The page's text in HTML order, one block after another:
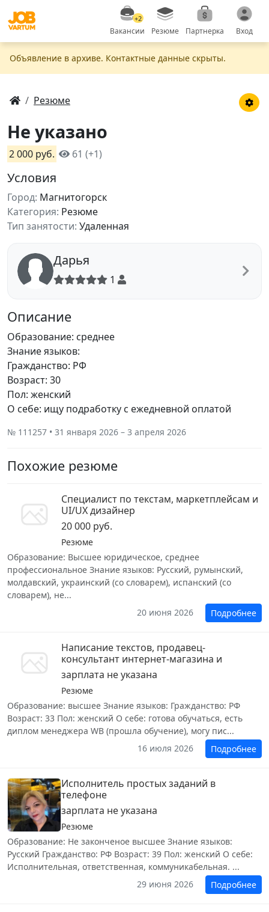
+2
Вакансии Резюме Партнерка Вход
Объявление в apxивe. Контактные данные скрыты.
Резюме
Не указано
2 000 руб. 61 (+1)
Условия
Город: Магнитогорск
Категория: Резюме
Тип занятости: Удаленная
Дарья
1
Описание
Образование: среднее
Знание языков:
Гражданство: РФ
Возраст: 30
Пол: женский
О себе: ищу подработку с ежедневной оплатой
№ 111257 • 31 января 2026 – 3 апреля 2026
Похожие резюме
Специалист по текстам, маркетплейсам и
UI/UX дизайнер
20 000 руб.
Резюме
Образование: Высшее юридическое, среднее
профессиональное Знание языков: Русский, румынский,
молдавский, украинский (со словарем), испанский (со
словарем), не...
20 июня 2026
Подробнее
Написание текстов, продавец-
консультант интернет-магазина и
зарплата не указана
Резюме
Образование: высшее Знание языков: Гражданство: РФ
Возраст: 33 Пол: женский О себе: готова обучаться, есть
диплом менеджера WB (прошла обучение), могу пис...
16 июля 2026
Подробнее
Исполнитель простых заданий в
телефоне
зарплата не указана
Резюме
Образование: Не законченое высшее Знание языков:
Русский Гражданство: РФ Возраст: 39 Пол: женский О себе:
Исполнительная, ответственная, коммуникабельная. ...
29 июня 2026
Подробнее